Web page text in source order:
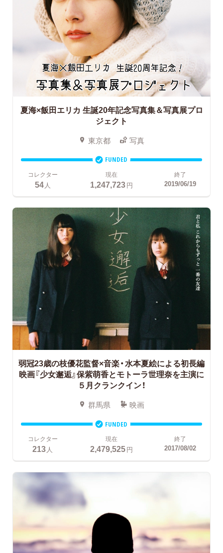
夏海×飯田エリカ 生誕20年記念写真集＆写真展プロ
ジェクト
東京都 写真
FUNDED
コレクター
54 人
現在
1,247,723円
終了
2019/06/19
弱冠23歳の枝優花監督×音楽・水本夏絵による初長編
映画『少女邂逅』保紫萌香とモトーラ世理奈を主演に
５月クランクイン！
群馬県 映画
FUNDED
コレクター
213人
現在
2,479,525円
終了
2017/08/02